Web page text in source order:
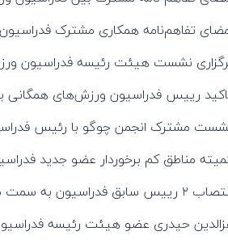
تفاهم‌نامه همکاری مشترک
نشست هیئت رئیسه فدراسیون
رییس فدراسیون ورزش‌های همگانی بر
مشترک انجمن چوگو با رئیس
مناطق کم برخوردار عضو جدید
به سمت مشاور عالی فدراسیون ورزش‌های همگانی
حیدری عضو هیئت رئیسه